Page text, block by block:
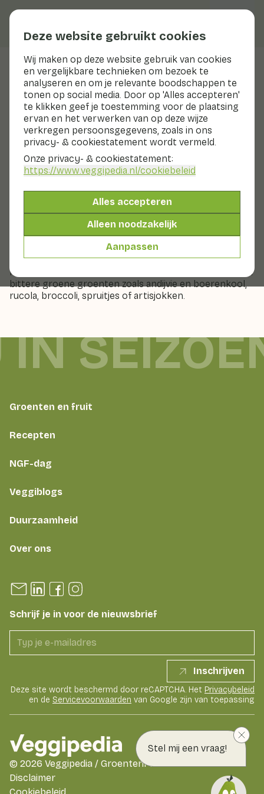
Stel mij een vraag!
Deze website gebruikt cookies
Wij maken op deze website gebruik van cookies
en vergelijkbare technieken om bezoek te
analyseren en om je relevante boodschappen te
tonen op social media. Door op 'Alles accepteren'
te klikken geef je toestemming voor de plaatsing
ervan en het verwerken van op deze wijze
verkregen persoonsgegevens, zoals in ons
privacy- & cookiestatement wordt vermeld.
Onze privacy- & cookiestatement:
https://www.veggipedia.nl/cookiebeleid
Alles accepteren
Alleen noodzakelijk
Aanpassen
Veggiblogs
Eetbui? Eet bittere groene
groenten!
5 november 2018
Heb jij ook wel eens last van (vr)eetbuien? Dan hebben
wij een tip voor je: eet iets met een bittere smaak. Uit
wetenschappelijk onderzoek blijkt namelijk dat bittere
smaakreceptoren de entero-endocriene cellen
prikkelen. Dat zijn cellen die zich in de wand van je maag-
darmstelsel bevinden en hormonen afscheiden. Als je
die cellen stimuleert door iets bitters te eten, worden
bepaalde hormonen die je hongergevoel beïnvloeden
gereguleerd. Je zit dan dus sneller vol en stilt je
hongergevoel. Voel je dus een eetbui opkomen, eet dan
bittere groene groenten zoals andijvie en boerenkool,
rucola, broccoli, spruitjes of artisjokken.
Groenten en fruit
Recepten
NGF-dag
Veggiblogs
Duurzaamheid
Over ons
Schrijf je in voor de nieuwsbrief
Inschrijven
Deze site wordt beschermd door reCAPTCHA. Het Privacybeleid
en de Servicevoorwaarden van Google zijn van toepassing
Disclaimer
© 2026 Veggipedia / GroentenFruit Huis